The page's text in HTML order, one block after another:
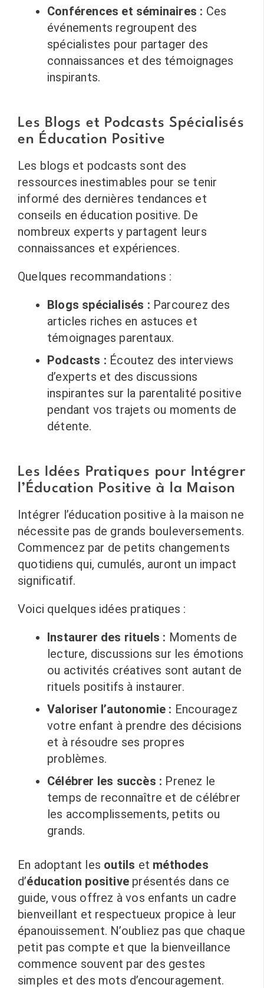
Conférences et séminaires : Ces
événements regroupent des
spécialistes pour partager des
connaissances et des témoignages
inspirants.
Les Blogs et Podcasts Spécialisés
en Éducation Positive
Les blogs et podcasts sont des
ressources inestimables pour se tenir
informé des dernières tendances et
conseils en éducation positive. De
nombreux experts y partagent leurs
connaissances et expériences.
Quelques recommandations :
Blogs spécialisés : Parcourez des
articles riches en astuces et
témoignages parentaux.
Podcasts : Écoutez des interviews
d’experts et des discussions
inspirantes sur la parentalité positive
pendant vos trajets ou moments de
détente.
Les Idées Pratiques pour Intégrer
l’Éducation Positive à la Maison
Intégrer l’éducation positive à la maison ne
nécessite pas de grands bouleversements.
Commencez par de petits changements
quotidiens qui, cumulés, auront un impact
significatif.
Voici quelques idées pratiques :
Instaurer des rituels : Moments de
lecture, discussions sur les émotions
ou activités créatives sont autant de
rituels positifs à instaurer.
Valoriser l’autonomie : Encouragez
votre enfant à prendre des décisions
et à résoudre ses propres
problèmes.
Célébrer les succès : Prenez le
temps de reconnaître et de célébrer
les accomplissements, petits ou
grands.
En adoptant les outils et méthodes
d’éducation positive présentés dans ce
guide, vous offrez à vos enfants un cadre
bienveillant et respectueux propice à leur
épanouissement. N’oubliez pas que chaque
petit pas compte et que la bienveillance
commence souvent par des gestes
simples et des mots d’encouragement.